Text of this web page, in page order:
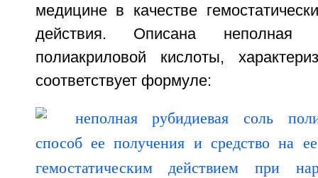
медицине в качестве
действия. Описана неполная
полиакриловой кислоты,
соответствует формуле: